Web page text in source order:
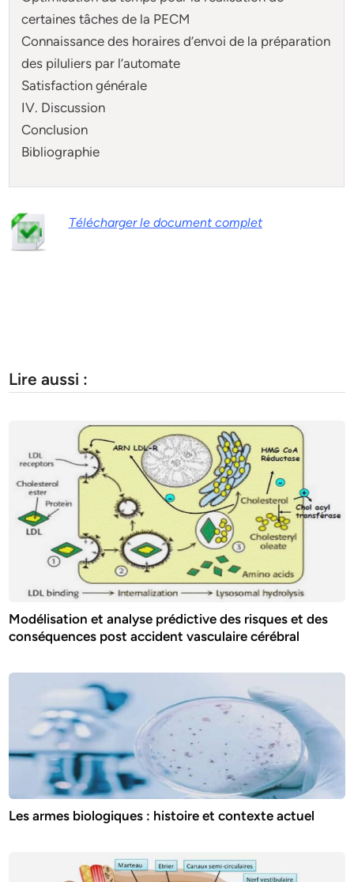
certaines tâches de la PECM
Connaissance des horaires d’envoi de la préparation
des piluliers par l’automate
Satisfaction générale
IV. Discussion
Conclusion
Bibliographie
Télécharger le document complet
Lire aussi :
Modélisation et analyse prédictive des risques et des
conséquences post accident vasculaire cérébral
Les armes biologiques : histoire et contexte actuel